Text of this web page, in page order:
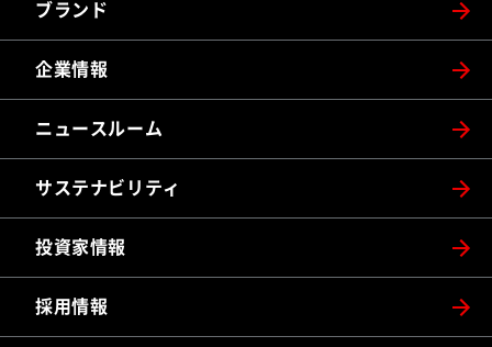
ブランド
企業情報
ニュースルーム
サステナビリティ
投資家情報
採用情報